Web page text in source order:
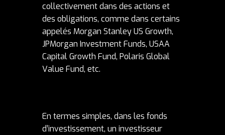
collectivement dans des actions et
des obligations, comme dans certains
appelés Morgan Stanley US Growth,
JPMorgan Investment Funds, USAA
Capital Growth Fund, Polaris Global
Value Fund, etc.
En termes simples, dans les fonds
d’investissement, un investisseur